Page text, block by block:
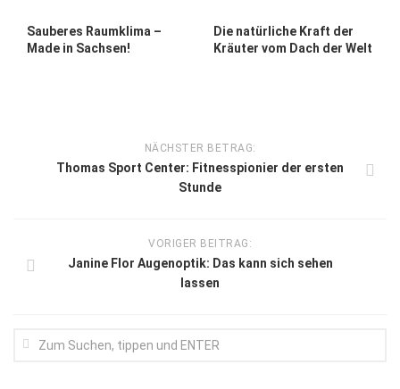
Sauberes Raumklima –
Made in Sachsen!
Die natürliche Kraft der
Kräuter vom Dach der Welt
NÄCHSTER BETRAG:
Thomas Sport Center: Fitnesspionier der ersten
Stunde
VORIGER BEITRAG:
Janine Flor Augenoptik: Das kann sich sehen
lassen